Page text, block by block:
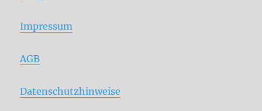
Impressum
AGB
Datenschutzhinweise